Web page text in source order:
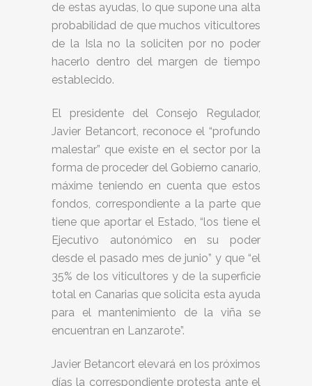
de estas ayudas, lo que supone una alta
probabilidad de que muchos viticultores
de la Isla no la soliciten por no poder
hacerlo dentro del margen de tiempo
establecido.
El presidente del Consejo Regulador,
Javier Betancort, reconoce el “profundo
malestar” que existe en el sector por la
forma de proceder del Gobierno canario,
máxime teniendo en cuenta que estos
fondos, correspondiente a la parte que
tiene que aportar el Estado, “los tiene el
Ejecutivo autonómico en su poder
desde el pasado mes de junio” y que “el
35% de los viticultores y de la superficie
total en Canarias que solicita esta ayuda
para el mantenimiento de la viña se
encuentran en Lanzarote”.
Javier Betancort elevará en los próximos
días la correspondiente protesta ante el